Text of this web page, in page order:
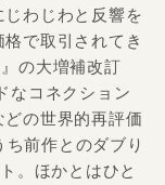
わじわと反響を
で取引されてき
の大増補改訂
なコネクション
の世界的再評価
前作とのダブり
。ほかとはひと